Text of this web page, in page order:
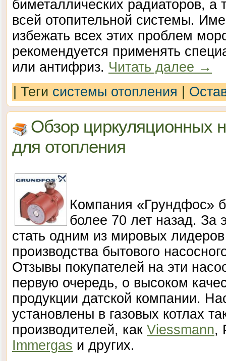
биметаллических радиаторов, а
всей отопительной системы.
избежать всех этих проблем
рекомендуется применять
или антифриз. Читать далее →
Теги системы отопления
Обзор циркуляционных
для отопления
Компания «Грундфос»
более 70 лет назад. За
стать одним из мировых
производства бытового
Отзывы покупателей на эти
первую очередь, о высоком
продукции датской компании.
установлены в газовых котлах
производителей, как Viessmann,
Immergas и других.